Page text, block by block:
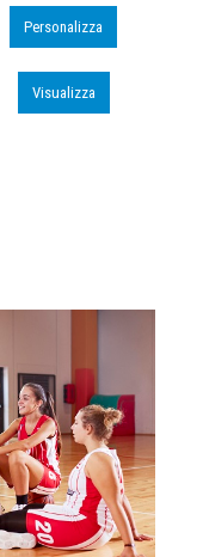
Personalizza
Visualizza